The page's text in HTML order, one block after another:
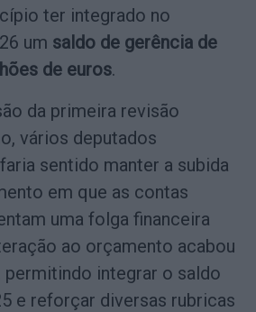
ter integrado no
um saldo de gerência de
de euros.
da primeira revisão
vários deputados
sentido manter a subida
em que as contas
uma folga financeira
ao orçamento acabou
permitindo integrar o saldo
e reforçar diversas rubricas